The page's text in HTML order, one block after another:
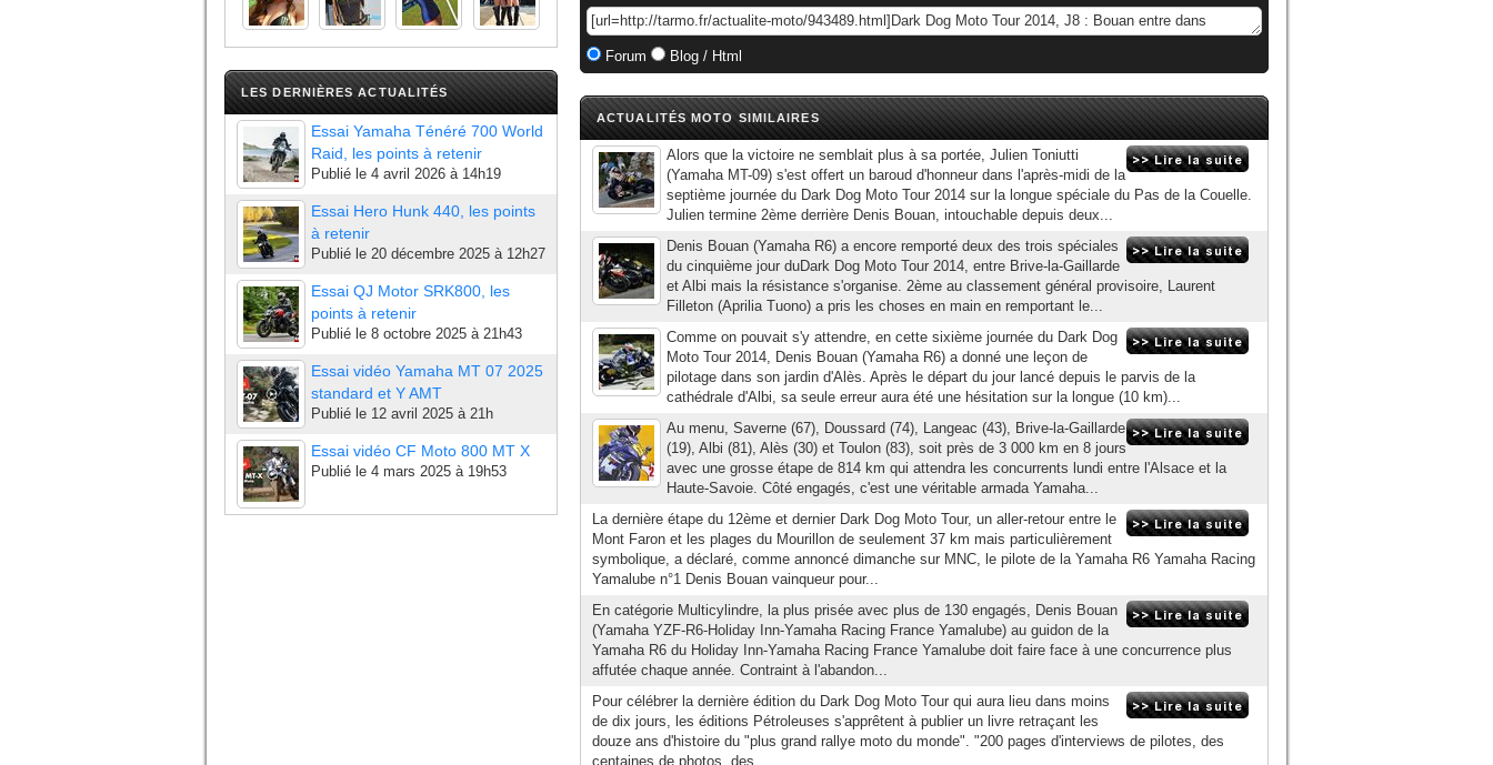
LES DERNIÈRES ACTUALITÉS
Essai Yamaha Ténéré 700 World
Raid, les points à retenir
Publié le 4 avril 2026 à 14h19
Essai Hero Hunk 440, les points
à retenir
Publié le 20 décembre 2025 à 12h27
Essai QJ Motor SRK800, les
points à retenir
Publié le 8 octobre 2025 à 21h43
Essai vidéo Yamaha MT 07 2025
standard et Y AMT
Publié le 12 avril 2025 à 21h
Essai vidéo CF Moto 800 MT X
Publié le 4 mars 2025 à 19h53
Forum Blog / Html
ACTUALITÉS MOTO SIMILAIRES
Alors que la victoire ne semblait plus à sa portée, Julien Toniutti
(Yamaha MT-09) s'est offert un baroud d'honneur dans l'après-midi de la
septième journée du Dark Dog Moto Tour 2014 sur la longue spéciale du Pas de la Couelle.
Julien termine 2ème derrière Denis Bouan, intouchable depuis deux...
Denis Bouan (Yamaha R6) a encore remporté deux des trois spéciales
du cinquième jour duDark Dog Moto Tour 2014, entre Brive-la-Gaillarde
et Albi mais la résistance s'organise. 2ème au classement général provisoire, Laurent
Filleton (Aprilia Tuono) a pris les choses en main en remportant le...
Comme on pouvait s'y attendre, en cette sixième journée du Dark Dog
Moto Tour 2014, Denis Bouan (Yamaha R6) a donné une leçon de
pilotage dans son jardin d'Alès. Après le départ du jour lancé depuis le parvis de la
cathédrale d'Albi, sa seule erreur aura été une hésitation sur la longue (10 km)...
Au menu, Saverne (67), Doussard (74), Langeac (43), Brive-la-Gaillarde
(19), Albi (81), Alès (30) et Toulon (83), soit près de 3 000 km en 8 jours
avec une grosse étape de 814 km qui attendra les concurrents lundi entre l'Alsace et la
Haute-Savoie. Côté engagés, c'est une véritable armada Yamaha...
La dernière étape du 12ème et dernier Dark Dog Moto Tour, un aller-retour entre le
Mont Faron et les plages du Mourillon de seulement 37 km mais particulièrement
symbolique, a déclaré, comme annoncé dimanche sur MNC, le pilote de la Yamaha R6 Yamaha Racing
Yamalube n°1 Denis Bouan vainqueur pour...
En catégorie Multicylindre, la plus prisée avec plus de 130 engagés, Denis Bouan
(Yamaha YZF-R6-Holiday Inn-Yamaha Racing France Yamalube) au guidon de la
Yamaha R6 du Holiday Inn-Yamaha Racing France Yamalube doit faire face à une concurrence plus
affutée chaque année. Contraint à l'abandon...
Pour célébrer la dernière édition du Dark Dog Moto Tour qui aura lieu dans moins
de dix jours, les éditions Pétroleuses s'apprêtent à publier un livre retraçant les
douze ans d'histoire du "plus grand rallye moto du monde". "200 pages d'interviews de pilotes, des
centaines de photos, des...